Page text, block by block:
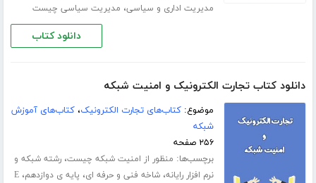
مدیریت اداری و سیاسی، مدیریت سیاسی چیست
دانلود کتاب
دانلود کتاب تجارت الکترونیک و امنیت شبکه
موضوع:کتاب‌های تجارت الکترونیک،کتاب‌های آموزش
شبکه
۲۵۶ صفحه
برچسب‌ها: منظور از امنیت شبکه چیست،رشته شبکه و
نرم افزار رایانه،شاخه فنی و حرفه ای، پایه ی دوازدهم،E